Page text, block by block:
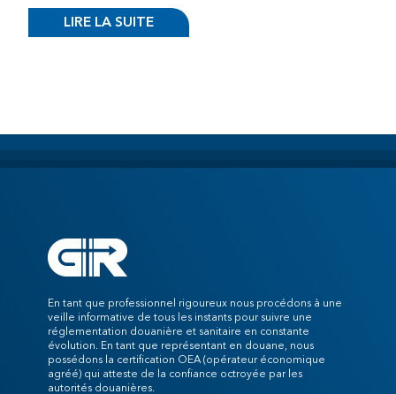
LIRE LA SUITE
En tant que professionnel rigoureux nous procédons à une
veille informative de tous les instants pour suivre une
réglementation douanière et sanitaire en constante
évolution. En tant que représentant en douane, nous
possédons la certification OEA (opérateur économique
agréé) qui atteste de la confiance octroyée par les
autorités douanières.